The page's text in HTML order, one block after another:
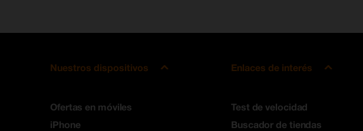
Nuestros dispositivos
Ofertas en móviles
iPhone
Enlaces de interés
Test de velocidad
Buscador de tiendas